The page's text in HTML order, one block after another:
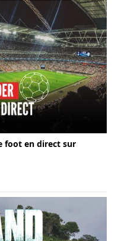
foot en direct sur